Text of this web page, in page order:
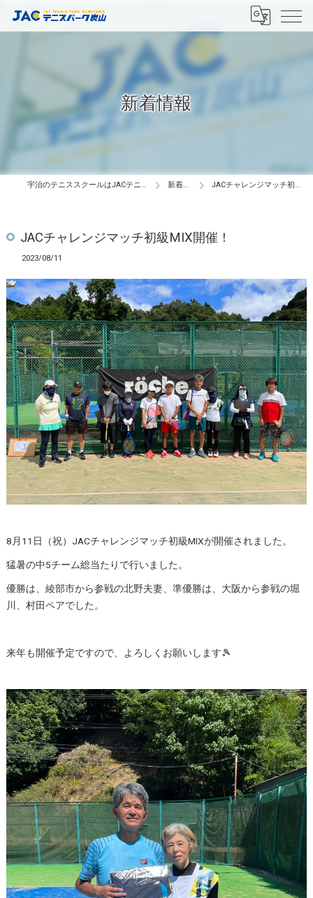
新着情報
宇治のテニススクールはJACテニスパーク炭山 新着情報 JACチャレンジマッチ初級MIX開催！
JACチャレンジマッチ初級MIX開催！
2023/08/11
8月11日（祝）JACチャレンジマッチ初級MIXが開催されました。
猛暑の中5チーム総当たりで行いました。
優勝は、綾部市から参戦の北野夫妻、準優勝は、大阪から参戦の堀
川、村田ペアでした。
来年も開催予定ですので、よろしくお願いします🎾